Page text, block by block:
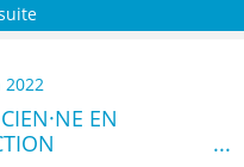
2022
EN